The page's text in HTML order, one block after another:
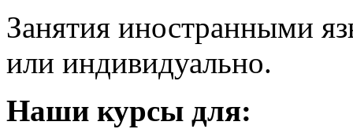
Занятия иностранными
или индивидуально.
Наши курсы для: